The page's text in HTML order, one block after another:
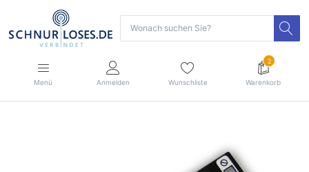
Menü Anmelden Wunschliste
2
Warenkorb